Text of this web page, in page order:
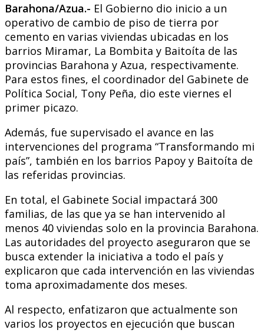
Barahona/Azua.- El Gobierno dio inicio a un
operativo de cambio de piso de tierra por
cemento en varias viviendas ubicadas en los
barrios Miramar, La Bombita y Baitoíta de las
provincias Barahona y Azua, respectivamente.
Para estos fines, el coordinador del Gabinete de
Política Social, Tony Peña, dio este viernes el
primer picazo.
Además, fue supervisado el avance en las
intervenciones del programa “Transformando mi
país”, también en los barrios Papoy y Baitoíta de
las referidas provincias.
En total, el Gabinete Social impactará 300
familias, de las que ya se han intervenido al
menos 40 viviendas solo en la provincia Barahona.
Las autoridades del proyecto aseguraron que se
busca extender la iniciativa a todo el país y
explicaron que cada intervención en las viviendas
toma aproximadamente dos meses.
Al respecto, enfatizaron que actualmente son
varios los proyectos en ejecución que buscan